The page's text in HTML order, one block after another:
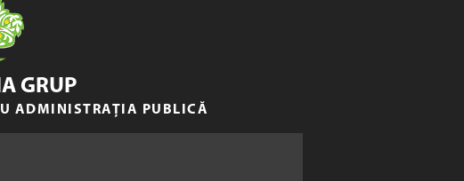
GRUP
ADMINISTRAȚIA PUBLICĂ